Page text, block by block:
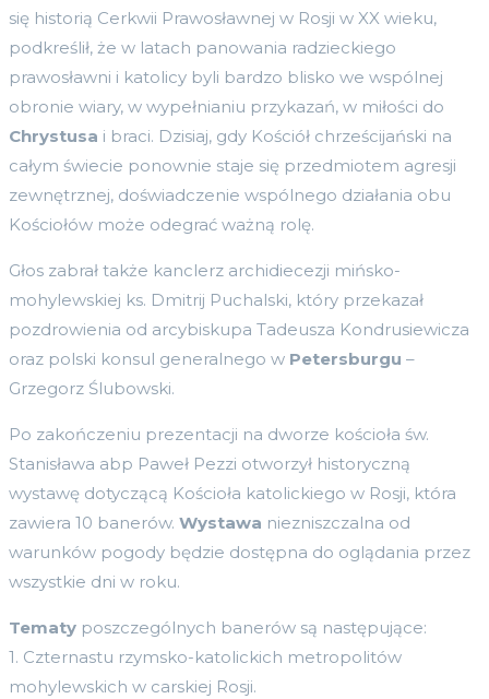
się historią Cerkwii Prawosławnej w Rosji w XX wieku,
podkreślił, że w latach panowania radzieckiego
prawosławni i katolicy byli bardzo blisko we wspólnej
obronie wiary, w wypełnianiu przykazań, w miłości do
Chrystusa i braci. Dzisiaj, gdy Kościół chrześcijański na
całym świecie ponownie staje się przedmiotem agresji
zewnętrznej, doświadczenie wspólnego działania obu
Kościołów może odegrać ważną rolę.
Głos zabrał także kanclerz archidiecezji mińsko-
mohylewskiej ks. Dmitrij Puchalski, który przekazał
pozdrowienia od arcybiskupa Tadeusza Kondrusiewicza
oraz polski konsul generalnego w Petersburgu –
Grzegorz Ślubowski.
Po zakończeniu prezentacji na dworze kościoła św.
Stanisława abp Paweł Pezzi otworzył historyczną
wystawę dotyczącą Kościoła katolickiego w Rosji, która
zawiera 10 banerów. Wystawa niezniszczalna od
warunków pogody będzie dostępna do oglądania przez
wszystkie dni w roku.
Tematy poszczególnych banerów są następujące:
1. Czternastu rzymsko-katolickich metropolitów
mohylewskich w carskiej Rosji.